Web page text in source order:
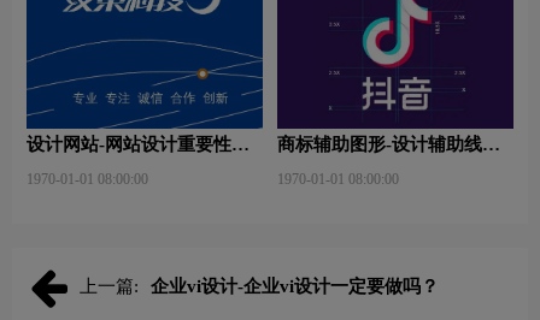
设计网站-网站设计重要性是
1970-01-01 08:00:00
商标辅助图形-设计辅助线是
1970-01-01 08:00:00
上一篇: 企业vi设计-企业vi设计一定要做吗？